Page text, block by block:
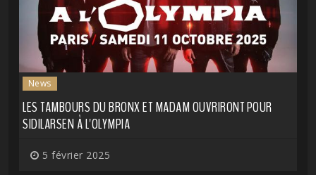
News
LES TAMBOURS DU BRONX ET MADAM OUVRIRONT POUR
SIDILARSEN À L'OLYMPIA
5 février 2025